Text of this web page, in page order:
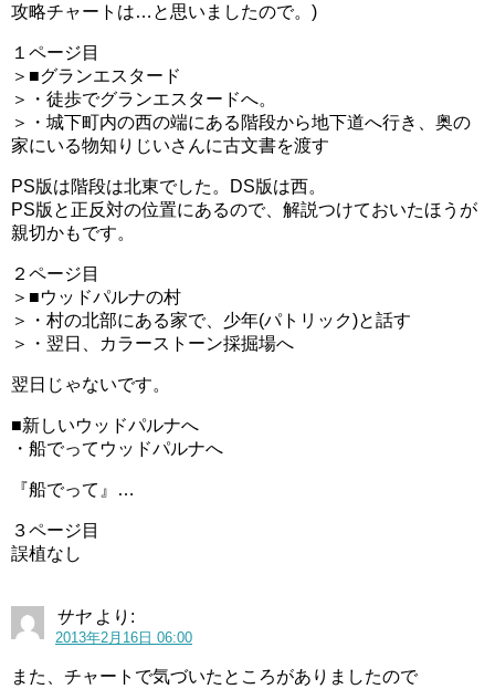
攻略チャートは…と思いましたので。)
１ページ目
＞■グランエスタード
＞・徒歩でグランエスタードへ。
＞・城下町内の西の端にある階段から地下道へ行き、奥の
家にいる物知りじいさんに古文書を渡す
PS版は階段は北東でした。DS版は西。
PS版と正反対の位置にあるので、解説つけておいたほうが
親切かもです。
２ページ目
＞■ウッドパルナの村
＞・村の北部にある家で、少年(パトリック)と話す
＞・翌日、カラーストーン採掘場へ
翌日じゃないです。
■新しいウッドパルナへ
・船でってウッドパルナへ
『船でって』…
３ページ目
誤植なし
サヤ より:
2013年2月16日 06:00
また、チャートで気づいたところがありましたので